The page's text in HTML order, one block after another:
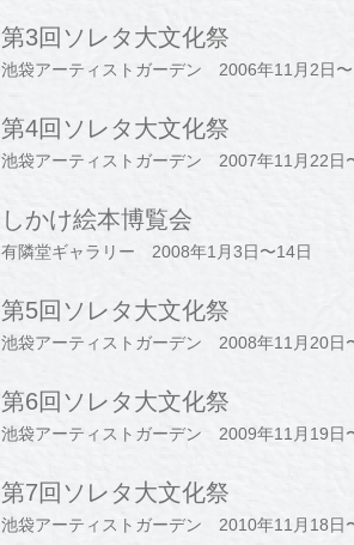
第3回ソレタ大文化祭
池袋アーティストガーデン 2006年11月2日〜
第4回ソレタ大文化祭
池袋アーティストガーデン 2007年11月22日
しかけ絵本博覧会
有隣堂ギャラリー 2008年1月3日〜14日
第5回ソレタ大文化祭
池袋アーティストガーデン 2008年11月20日
第6回ソレタ大文化祭
池袋アーティストガーデン 2009年11月19日
第7回ソレタ大文化祭
池袋アーティストガーデン 2010年11月18日